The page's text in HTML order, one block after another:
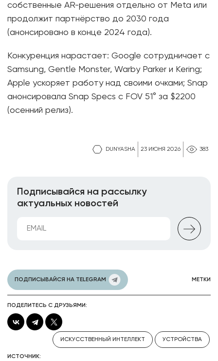
DUNYASHA 23 ИЮНЯ 2026 383
собственные AR-решения отдельно от Meta или
продолжит партнёрство до 2030 года
(анонсировано в конце 2024 года).
Конкуренция нарастает: Google сотрудничает с
Samsung, Gentle Monster, Warby Parker и Kering;
Apple ускоряет работу над своими очками; Snap
анонсировала Snap Specs с FOV 51° за $2200
(осенний релиз).
Подписывайся на рассылку
актуальных новостей
ПОДПИСЫВАЙСЯ НА TELEGRAM МЕТКИ
ПОДЕЛИТЕСЬ С ДРУЗЬЯМИ:
ИСКУССТВЕННЫЙ ИНТЕЛЛЕКТ УСТРОЙСТВА
ИСТОЧНИК: